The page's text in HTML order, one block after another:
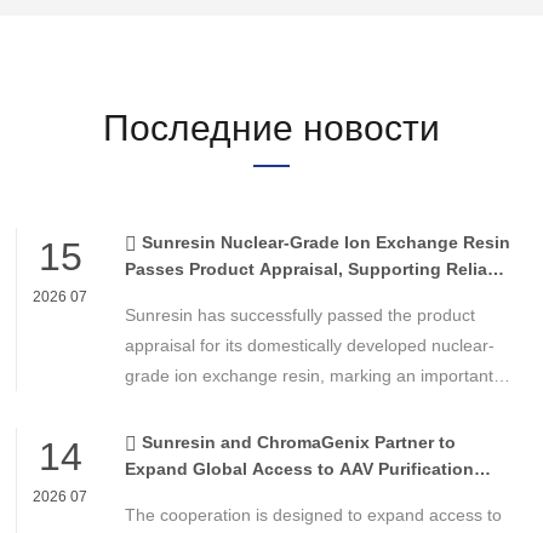
Последние новости
15
2026 07
Sunresin Nuclear-Grade Ion Exchange Resin
Passes Product Appraisal, Supporting Reliable
Sunresin has successfully passed the product
appraisal for its domestically developed nuclear-
grade ion exchange resin, marking an important
chemical materials for nuclear power applications.
14
2026 07
Sunresin and ChromaGenix Partner to
Expand Global Access to AAV Purification
The cooperation is designed to expand access to